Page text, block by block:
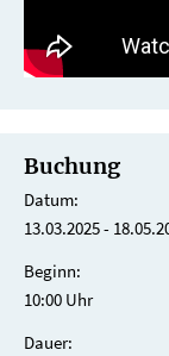
Buchung
Datum:
13.03.2025 -
Beginn:
10:00 Uhr
Dauer: